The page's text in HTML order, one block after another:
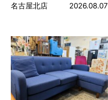
名古屋北店 2026.08.07